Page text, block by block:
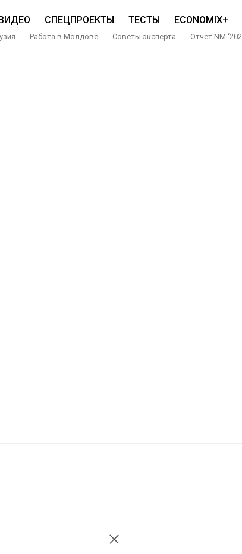
СПЕЦПРОЕКТЫ ТЕСТЫ ECONOMIX+
Работа в Молдове Советы эксперта Отчет NM